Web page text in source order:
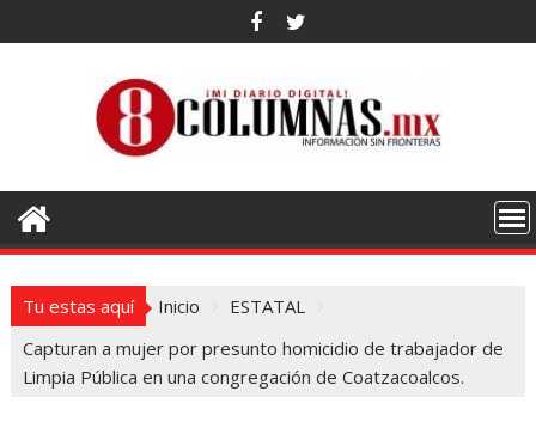
al
Tu estas aquí Inicio
ESTATAL
Capturan a mujer por presunto homicidio de trabajador de
Limpia Pública en una congregación de Coatzacoalcos.